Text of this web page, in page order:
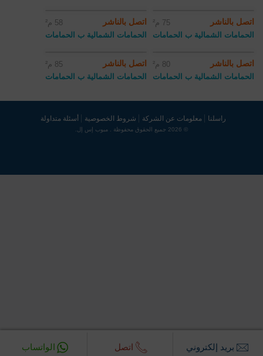
اتصل بالناشر 75 م²
الحمامات الشمالية ب الحمامات
اتصل بالناشر 58 م²
الحمامات الشمالية ب الحمامات
اتصل بالناشر 80 م²
الحمامات الشمالية ب الحمامات
اتصل بالناشر 85 م²
الحمامات الشمالية ب الحمامات
بريد إلكتروني‎ اتصل الواتساب
راسلنا معلومات عن الشركة شروط الخصوصية أسئلة متداولة
© 2026 جميع الحقوق محفوظة . مبوب إس إل.